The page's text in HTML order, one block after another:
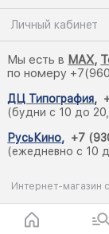
Личный кабинет
Мы есть в MAX,
по номеру
ДЦ Типография,
(будни с 10 до
РусьКино, +7
(ежедневно с 10
Интернет-магазин